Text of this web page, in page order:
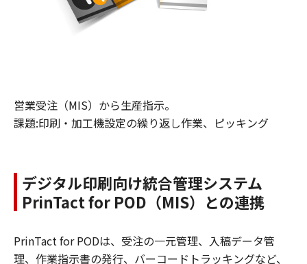
営業受注（MIS）から生産指示。
課題:印刷・加工機設定の繰り返し作業、ピッキング
デジタル印刷向け統合管理システム
PrinTact for POD（MIS）との連携
PrinTact for PODは、受注の一元管理、入稿データ管
理、作業指示書の発行、バーコードトラッキングなど、